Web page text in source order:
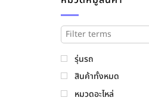
รุ่นรถ
สินค้าทั้งหมด
หมวดอะไหล่